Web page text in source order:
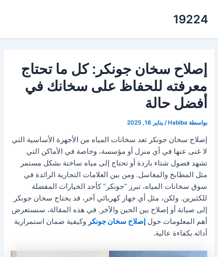
19224
إصلاح سخان جونكر: كل ما تحتاج
معرفته للحفاظ على سخانك في
أفضل حالة
بواسطة Habiba
/يناير 16, 2025
إصلاح سخان جونكر تعد سخانات المياه من الأجهزة الأساسية التي
لا غنى عنها في أي منزل أو مؤسسة، وخاصة في الأماكن التي
تشهد فصول شتاء باردة أو تحتاج إلى مياه ساخنة بشكل مستمر
مثل المطابخ والمغاسل. ومن بين العلامات التجارية الرائدة في
سوق سخانات المياه، تبرز “جونكر” كأحد الخيارات المفضلة
للكثيرين. ولكن، مثل أي جهاز كهربائي آخر، قد يحتاج سخان جونكر
إلى صيانة أو إصلاح بين الحين والآخر. في هذه المقالة، سنستعرض
أهم المعلومات حولإصلاح سخان جونكر وكيفية ضمان استمرارية
أدائه بكفاءة عالية.